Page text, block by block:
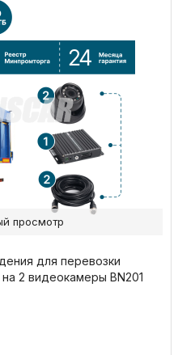
для перевозки
2 видеокамеры BN201
просмотр